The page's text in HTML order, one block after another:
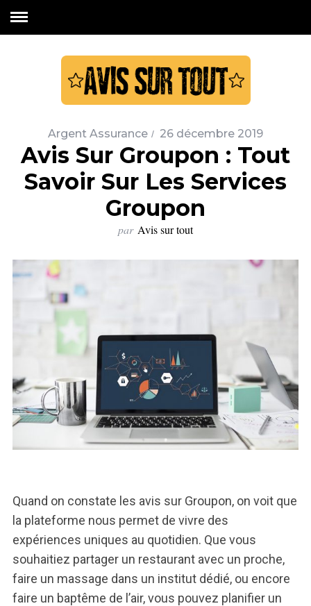
Argent Assurance 26 décembre 2019
Avis Sur Groupon : Tout
Savoir Sur Les Services
Groupon
par Avis sur tout
Quand on constate les avis sur Groupon, on voit que
la plateforme nous permet de vivre des
expériences uniques au quotidien. Que vous
souhaitiez partager un restaurant avec un proche,
faire un massage dans un institut dédié, ou encore
faire un baptême de l’air, vous pouvez planifier un